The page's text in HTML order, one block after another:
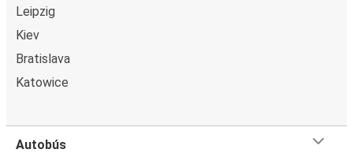
Leipzig
Kiev
Bratislava
Katowice
Autobús